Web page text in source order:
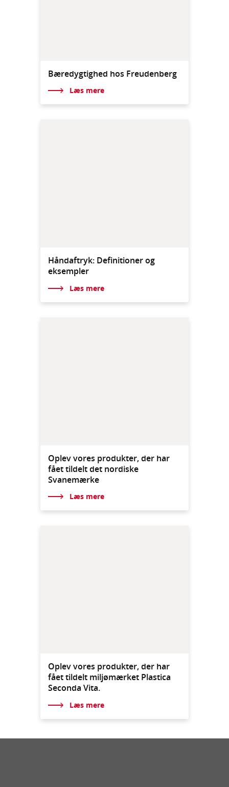
Bæredygtighed hos Freudenberg
Læs mere
Håndaftryk: Definitioner og
eksempler
Læs mere
Oplev vores produkter, der har
fået tildelt det nordiske
Svanemærke
Læs mere
Oplev vores produkter, der har
fået tildelt miljømærket Plastica
Seconda Vita.
Læs mere